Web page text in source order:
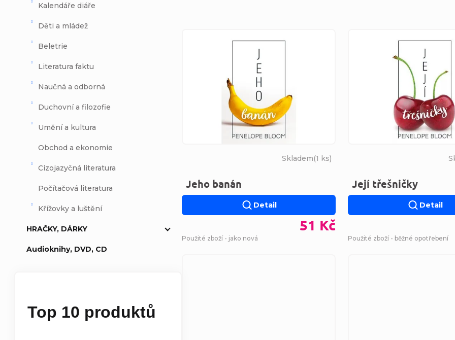
Kalendáře diáře
Děti a mládež
Beletrie
Literatura faktu
Naučná a odborná
Duchovní a filozofie
Umění a kultura
Obchod a ekonomie
Cizojazyčná literatura
Počítačová literatura
Křížovky a luštění
HRAČKY, DÁRKY
Audioknihy, DVD, CD
Top 10 produktů
Výpis produktů
Jeho banán
Skladem(1 ks)
51 Kč
Detail
Použité zboží - jako nová
Její třešničky
Detail
Použité zboží - běžné opotřebení